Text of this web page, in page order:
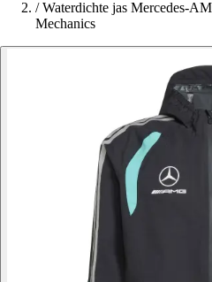
/ Waterdichte jas Mercedes-
Mechanics